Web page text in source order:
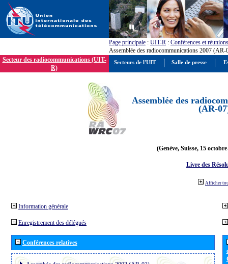
Page principale : UIT-R : Conférences et réunions
Assemblée des radiocommunications 2007 (AR-
Secteur des radiocommunications (UIT-
R)
Assemblée des
(AR-
(Genève, Suisse, 15
Livre des
Afficher
Information générale
Enregistrement des délégués
Conférences relatives
Secteurs de l'UIT Salle de presse